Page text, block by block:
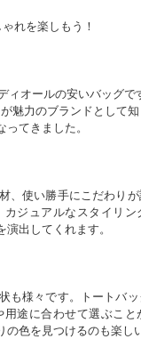
れを楽しもう！
ィオールの安いバッグで
魅力のブランドとして
てきました。
、使い勝手にこだわり
ジュアルなスタイリン
出してくれます。
も様々です。トートバ
途に合わせて選ぶこ
の色を見つけるのも楽し